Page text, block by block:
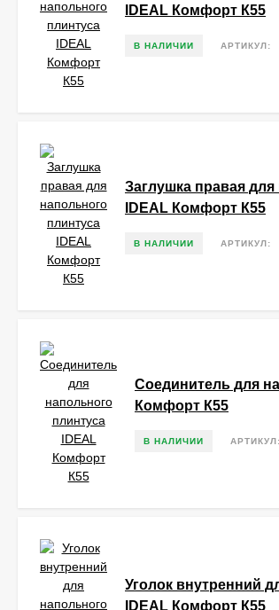
IDEAL Комфорт К55
В НАЛИЧИИ АРТИКУЛ:
Заглушка правая
IDEAL Комфорт К55
В НАЛИЧИИ АРТИКУЛ:
Соединитель для
Комфорт К55
В НАЛИЧИИ АРТИКУЛ:
Уголок внутренний
IDEAL Комфорт К55